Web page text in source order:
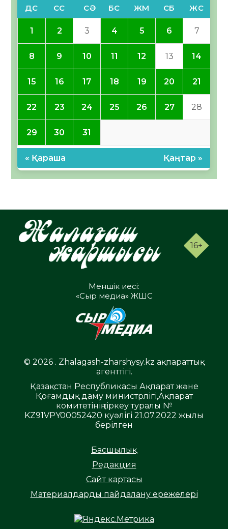
ДС СС СӘ БС ЖМ СБ ЖС
1 2 3 4 5 6 7
8 9 10 11 12 13 14
15 16 17 18 19 20 21
22 23 24 25 26 27 28
29 30 31
« Қараша Қаңтар »
16+
Меншік иесі:
«Сыр медиа» ЖШС
© 2026 . Zhalagash-zharshysy.kz ақпараттық
агенттігі.
Қазақстан Республикасы Ақпарат және
Қоғамдық даму министрлігі,Ақпарат
комитетінің тіркеу туралы №
KZ91VPY00052420 куәлігі 21.07.2022 жылы
берілген
Басшылық
Редакция
Сайт картасы
Материалдарды пайдалану ережелері